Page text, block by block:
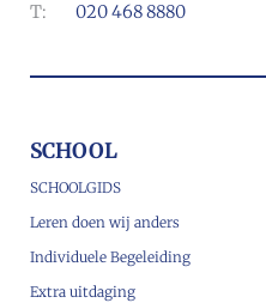
T: 020 468 8880
SCHOOL
SCHOOLGIDS
Leren doen wij anders
Individuele Begeleiding
Extra uitdaging